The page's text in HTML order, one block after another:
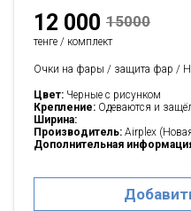
12 000 15000
тенге / комплект
Очки на фары / защита фар /
Цвет: Черные с рисунком
Крепление: Одеваются и
Ширина:
Производитель: Airplex
Дополнительная